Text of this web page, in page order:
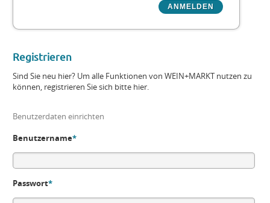
Registrieren
Sind Sie neu hier? Um alle Funktionen von WEIN+MARKT nutzen zu
können, registrieren Sie sich bitte hier.
Benutzerdaten einrichten
Benutzername*
Passwort*